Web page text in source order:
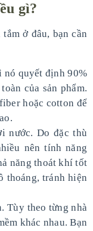
gì?
ở đâu, bạn cần
nó quyết định 90%
của sản phẩm.
hoặc cotton để
nước. Do đặc thù
nên tính năng
năng thoát khí tốt
thoáng, tránh hiện
Tùy theo từng nhà
khác nhau. Bạn